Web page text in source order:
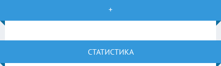
+
СТАТИСТИКА